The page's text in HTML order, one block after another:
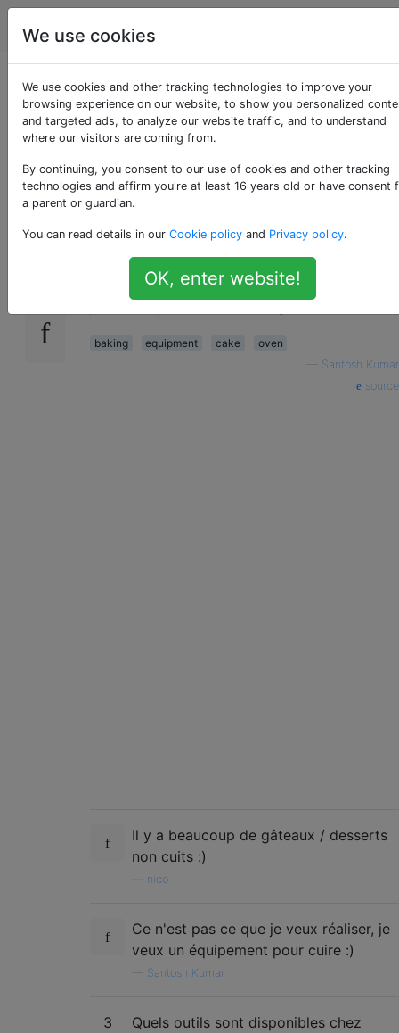
Cuisine
Est-il possible de
cuire un gâteau sans
four?
16
Je n'ai pas de four; existe-t-il un moyen de
simuler ce qu'un four fait avec d'autres outils
disponibles chez moi? En particulier,
j'aimerais pouvoir faire des gâteaux.
baking equipment cake
oven
Santosh Kumar
source
Il y a beaucoup de gâteaux / desserts
non cuits :)
nico
Ce n'est pas ce que je veux réaliser, je
veux un équipement pour cuire :)
Santosh Kumar
3
Quels outils sont disponibles chez
We use cookies
We use cookies and other tracking technologies to improve your
browsing experience on our website, to show you personalized
and targeted ads, to analyze our website traffic, and to understand
where our visitors are coming from.
By continuing, you consent to our use of cookies and other tracking
technologies and affirm you're at least 16 years old or have consent
a parent or guardian.
You can read details in our Cookie policy and Privacy policy.
OK, enter website!